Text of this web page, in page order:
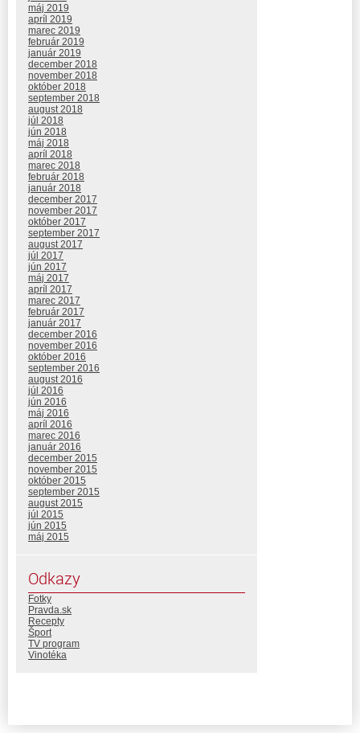
máj 2019
apríl 2019
marec 2019
február 2019
január 2019
december 2018
november 2018
október 2018
september 2018
august 2018
júl 2018
jún 2018
máj 2018
apríl 2018
marec 2018
február 2018
január 2018
december 2017
november 2017
október 2017
september 2017
august 2017
júl 2017
jún 2017
máj 2017
apríl 2017
marec 2017
február 2017
január 2017
december 2016
november 2016
október 2016
september 2016
august 2016
júl 2016
jún 2016
máj 2016
apríl 2016
marec 2016
január 2016
december 2015
november 2015
október 2015
september 2015
august 2015
júl 2015
jún 2015
máj 2015
Odkazy
Fotky
Pravda.sk
Recepty
Šport
TV program
Vinotéka